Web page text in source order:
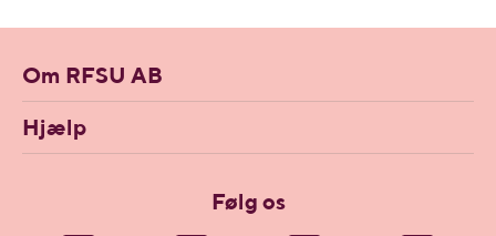
Om RFSU AB
Hjælp
Følg os